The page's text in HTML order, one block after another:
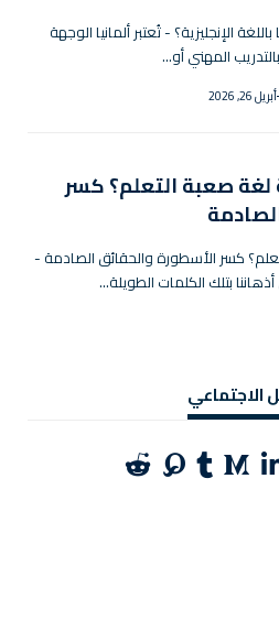
الإنجليزية؟ - تُعتبر ألمانيا الوجهة
المهني أو…
أبريل 26, 2026
لغة صعبة التعلم؟ كسر
كسر الأسطورة والحقائق الصادمة -
بتلك الكلمات الطويلة…
الاجتماعي